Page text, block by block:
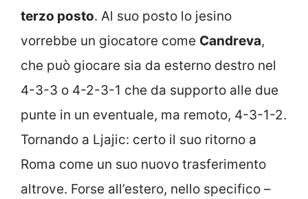
terzo posto. Al suo posto lo jesino
vorrebbe un giocatore come Candreva,
che può giocare sia da esterno destro nel
4-3-3 o 4-2-3-1 che da supporto alle due
punte in un eventuale, ma remoto, 4-3-1-2.
Tornando a Ljajic: certo il suo ritorno a
Roma come un suo nuovo trasferimento
altrove. Forse all’estero, nello specifico –